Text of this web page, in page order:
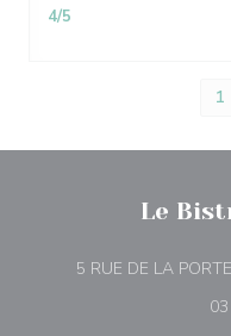
4/5
1
Le
5 RUE DE LA